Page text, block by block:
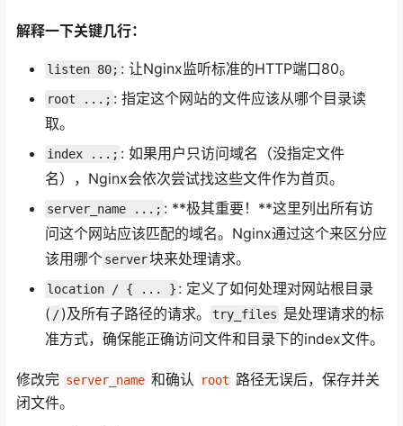
解释一下关键几行：
listen 80; : 让Nginx监听标准的HTTP端口80。
root ...; : 指定这个网站的文件应该从哪个目录读
取。
index ...; : 如果用户只访问域名（没指定文件
名），Nginx会依次尝试找这些文件作为首页。
server_name ...; : **极其重要！**这里列出所有访
问这个网站应该匹配的域名。Nginx通过这个来区分应
该用哪个server块来处理请求。
location / { ... } : 定义了如何处理对网站根目录
( /)及所有子路径的请求。 try_files 是处理请求的标
准方式，确保能正确访问文件和目录下的index文件。
修改完 server_name 和确认 root 路径无误后，保存并关
闭文件。